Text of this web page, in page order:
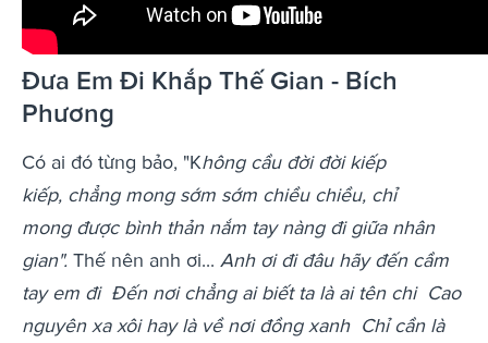
Đưa Em Đi Khắp Thế Gian - Bích
Phương
Có ai đó từng bảo, "Không cầu đời đời kiếp
kiếp, chẳng mong sớm sớm chiều chiều, chỉ
mong được bình thản nắm tay nàng đi giữa nhân
gian". Thế nên anh ơi... Anh ơi đi đâu hãy đến cầm
tay em đi Đến nơi chẳng ai biết ta là ai tên chi Cao
nguyên xa xôi hay là về nơi đồng xanh Chỉ cần là